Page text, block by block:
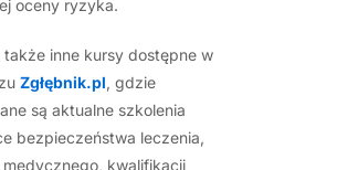
oceny ryzyka.
także inne kursy dostępne w
Zgłębnik.pl, gdzie
są aktualne szkolenia
bezpieczeństwa leczenia,
kwalifikacji